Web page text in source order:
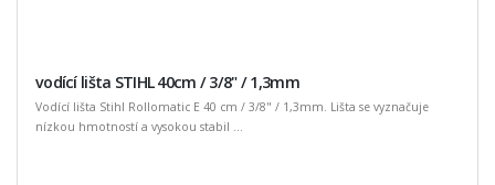
vodící lišta STIHL 40cm / 3/8" / 1,3mm
Vodící lišta Stihl Rollomatic E 40 cm / 3/8" / 1,3mm. Lišta se vyznačuje
nízkou hmotností a vysokou stabil ...